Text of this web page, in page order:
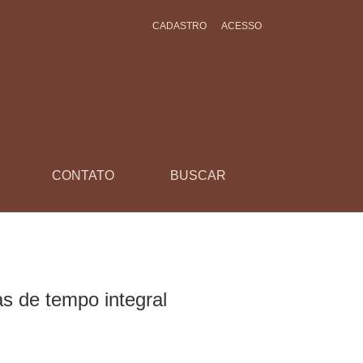
CONTATO BUSCAR
CADASTRO ACESSO
de tempo integral